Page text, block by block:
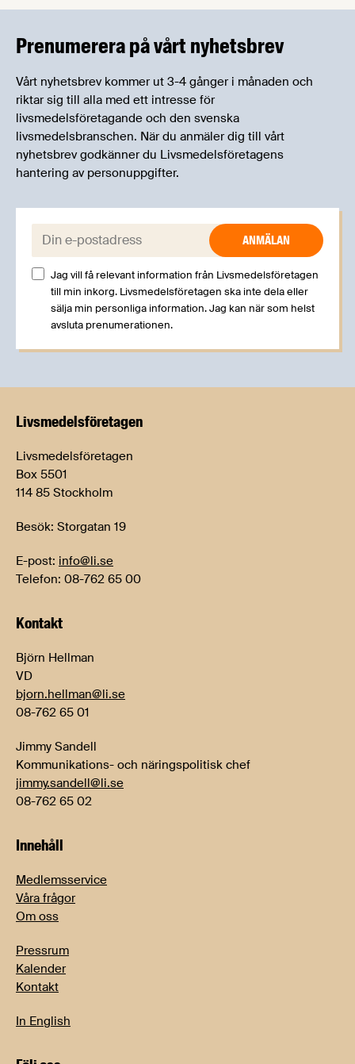
Prenumerera på vårt nyhetsbrev
Vårt nyhetsbrev kommer ut 3-4 gånger i månaden och
riktar sig till alla med ett intresse för
livsmedelsföretagande och den svenska
livsmedelsbranschen. När du anmäler dig till vårt
nyhetsbrev godkänner du Livsmedelsföretagens
hantering av personuppgifter.
E-post:
Jag vill få relevant information från Livsmedelsföretagen
till min inkorg. Livsmedelsföretagen ska inte dela eller
sälja min personliga information. Jag kan när som helst
avsluta prenumerationen.
Livsmedels­företagen
Livsmedelsföretagen
Box 5501
114 85 Stockholm
Besök: Storgatan 19
E-post: info@li.se
Telefon: 08-762 65 00
Kontakt
Björn Hellman
VD
bjorn.hellman@li.se
08-762 65 01
Jimmy Sandell
Kommunikations- och näringspolitisk chef
jimmy.sandell@li.se
08-762 65 02
Innehåll
Medlemsservice
Våra frågor
Om oss
Pressrum
Kalender
Kontakt
In English